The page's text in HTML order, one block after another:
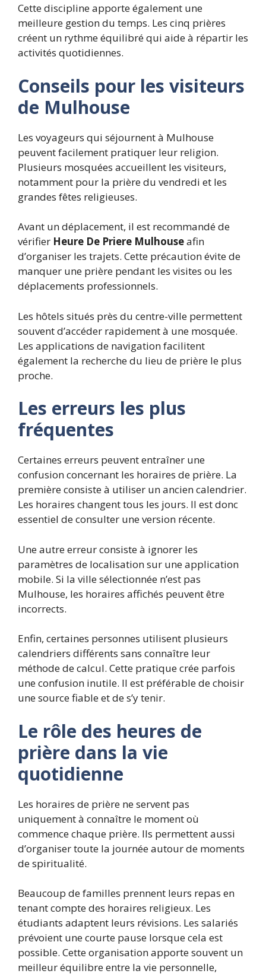
Cette discipline apporte également une
meilleure gestion du temps. Les cinq prières
créent un rythme équilibré qui aide à répartir les
activités quotidiennes.
Conseils pour les visiteurs
de Mulhouse
Les voyageurs qui séjournent à Mulhouse
peuvent facilement pratiquer leur religion.
Plusieurs mosquées accueillent les visiteurs,
notamment pour la prière du vendredi et les
grandes fêtes religieuses.
Avant un déplacement, il est recommandé de
vérifier Heure De Priere Mulhouseafin
d’organiser les trajets. Cette précaution évite de
manquer une prière pendant les visites ou les
déplacements professionnels.
Les hôtels situés près du centre-ville permettent
souvent d’accéder rapidement à une mosquée.
Les applications de navigation facilitent
également la recherche du lieu de prière le plus
proche.
Les erreurs les plus
fréquentes
Certaines erreurs peuvent entraîner une
confusion concernant les horaires de prière. La
première consiste à utiliser un ancien calendrier.
Les horaires changent tous les jours. Il est donc
essentiel de consulter une version récente.
Une autre erreur consiste à ignorer les
paramètres de localisation sur une application
mobile. Si la ville sélectionnée n’est pas
Mulhouse, les horaires affichés peuvent être
incorrects.
Enfin, certaines personnes utilisent plusieurs
calendriers différents sans connaître leur
méthode de calcul. Cette pratique crée parfois
une confusion inutile. Il est préférable de choisir
une source fiable et de s’y tenir.
Le rôle des heures de
prière dans la vie
quotidienne
Les horaires de prière ne servent pas
uniquement à connaître le moment où
commence chaque prière. Ils permettent aussi
d’organiser toute la journée autour de moments
de spiritualité.
Beaucoup de familles prennent leurs repas en
tenant compte des horaires religieux. Les
étudiants adaptent leurs révisions. Les salariés
prévoient une courte pause lorsque cela est
possible. Cette organisation apporte souvent un
meilleur équilibre entre la vie personnelle,